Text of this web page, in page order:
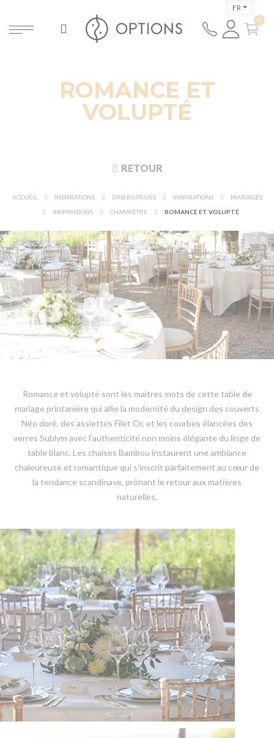
FR
ROMANCE ET
VOLUPTÉ
RETOUR
ACCUEIL INSPIRATIONS DÎNERS PRIVÉS INSPIRATIONS
MARIAGES
INSPIRATIONS
CHAMPÊTRE ROMANCE ET VOLUPTÉ
Romance et volupté sont les maitres mots de cette table de
mariage printanière qui allie la modernité du design des couverts
Néo doré, des assiettes Filet Or, et les courbes élancées des
verres Sublym avec l’authenticité non moins élégante du linge de
table blanc. Les chaises Bambou instaurent une ambiance
chaleureuse et romantique qui s’inscrit parfaitement au cœur de
la tendance scandinave, prônant le retour aux matières
naturelles.